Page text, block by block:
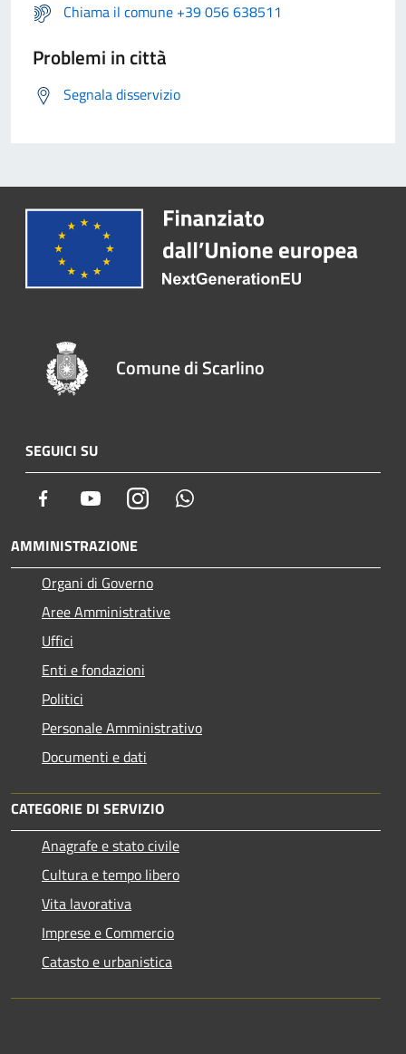
Chiama il comune +39 056 638511
Problemi in città
Segnala disservizio
Comune di Scarlino
SEGUICI SU
Facebook YoutubeInstagram
AMMINISTRAZIONE
Organi di Governo
Aree Amministrative
Uffici
Enti e fondazioni
Politici
Personale Amministrativo
Documenti e dati
CATEGORIE DI SERVIZIO
Anagrafe e stato civile
Cultura e tempo libero
Vita lavorativa
Imprese e Commercio
Catasto e urbanistica